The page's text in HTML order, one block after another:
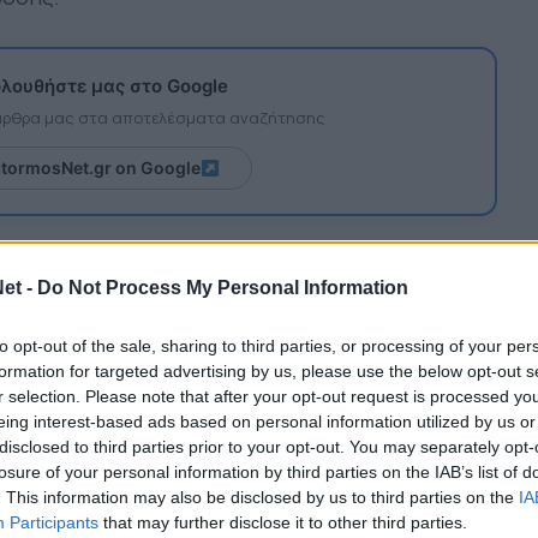
- Do Not Process My Personal Information
opt-out of the sale, sharing to third parties, or processing of your
for targeted advertising by us, please use the below opt-out
selection. Please note that after your opt-out request is processed
interest-based ads based on personal information utilized by us
to third parties prior to your opt-out. You may separately
of your personal information by third parties on the IAB’s list of
This information may also be disclosed by us to third parties on the
Participants that may further disclose it to other third parties.
μας στο Google
μας στα αποτελέσματα αναζήτησης
on Google
Δημητρίου Αγρινίου” ανακοινώνει την
Δημήτρη Ρούσση.
εξαιρετική και γεμάτη σεζόν με
στην πολύ καλή πορεία που είχε ως
πίνακα της Α’ ΕΠΣ.
νέας αγωνιστικής σεζόν, η οποία θα είναι η